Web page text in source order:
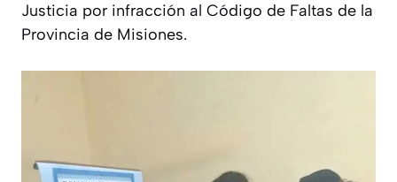
Justicia por infracción al Código de Faltas de la
Provincia de Misiones.